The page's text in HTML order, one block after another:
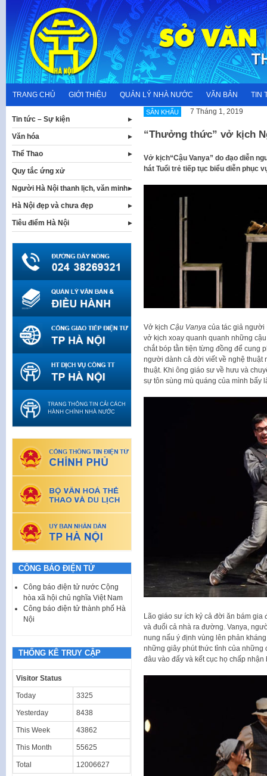
content
TRANG CHỦ GIỚI THIỆU QUẢN LÝ NHÀ NƯỚC VĂN BẢN TIN
SÂN KHẤU 7 Tháng 1, 2019
“Thưởng thức” vở kịch
Vở kịch“Cậu Vanya” do đạo diễn
hát Tuổi trẻ tiếp tục biểu diễn phục
Vở kịch Cậu Vanya của tác giả người
vở kịch xoay quanh quanh những
chắt bóp tằn tiện từng đồng để cung
người dành cả đời viết về nghệ
thuật. Khi ông giáo sư về hưu và
sự tôn sùng mù quáng của mình bấy
Lão giáo sư ích kỷ cả đời ăn bám
và đuổi cả nhà ra đường. Vanya,
nung nấu ý định vùng lên phản
những giây phút thức tỉnh của những
đâu vào đấy và kết cục họ chấp
Tin tức – Sự kiện
Văn hóa
Thể Thao
Quy tắc ứng xử
Người Hà Nội thanh lịch, văn minh
Hà Nội đẹp và chưa đẹp
Tiêu điểm Hà Nội
CÔNG BÁO ĐIỆN TỬ
Công báo điện tử nước Cộng
hòa xã hội chủ nghĩa Việt Nam
Công báo điện tử thành phố Hà
Nội
THỐNG KÊ TRUY CẬP
Visitor Status
Today 3325
Yesterday 8438
This Week 43862
This Month 55625
Total 12006627